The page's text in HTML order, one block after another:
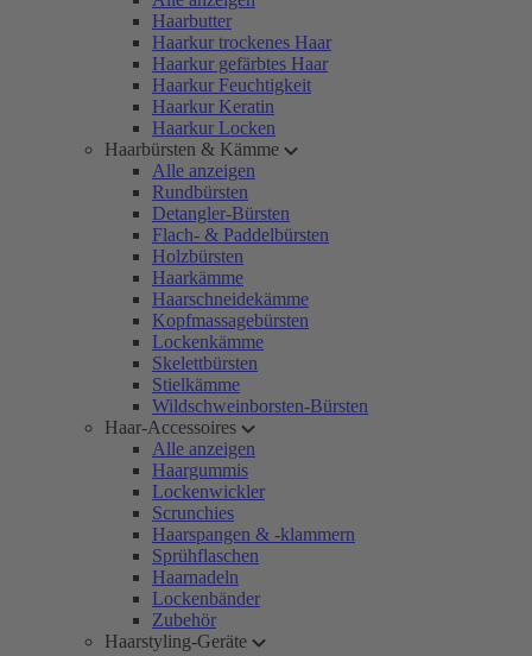
Haarbutter
Haarkur trockenes Haar
Haarkur gefärbtes Haar
Haarkur Feuchtigkeit
Haarkur Keratin
Haarkur Locken
Haarbürsten & Kämme
Alle anzeigen
Rundbürsten
Detangler-Bürsten
Flach- & Paddelbürsten
Holzbürsten
Haarkämme
Haarschneidekämme
Kopfmassagebürsten
Lockenkämme
Skelettbürsten
Stielkämme
Wildschweinborsten-Bürsten
Haar-Accessoires
Alle anzeigen
Haargummis
Lockenwickler
Scrunchies
Haarspangen & -klammern
Sprühflaschen
Haarnadeln
Lockenbänder
Zubehör
Haarstyling-Geräte